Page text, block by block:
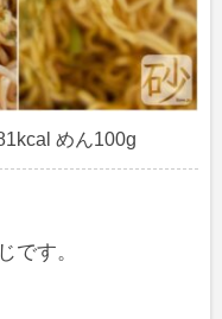
めん100g
です。